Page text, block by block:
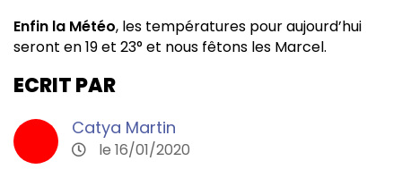
Enfin la Météo, les températures pour aujourd’hui
seront en 19 et 23° et nous fêtons les Marcel.
ECRIT PAR
Catya Martin
le 16/01/2020